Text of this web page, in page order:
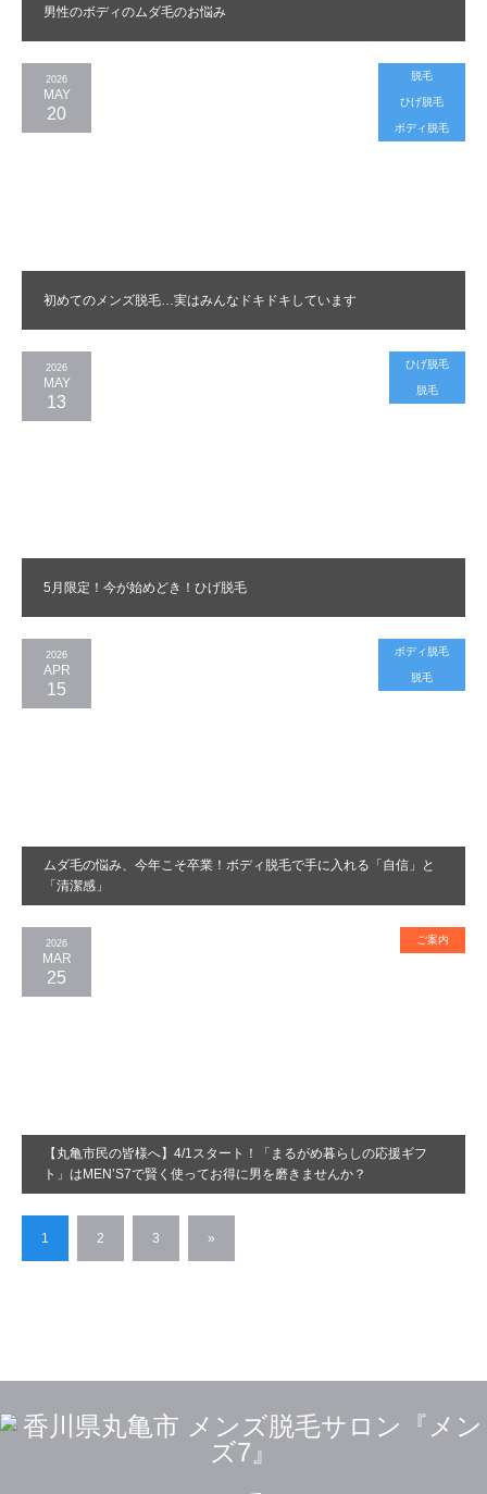
男性のボディのムダ毛のお悩み
初めてのメンズ脱毛…実はみんなドキドキしています
2026
MAY
20
脱毛
ひげ脱毛
ボディ脱毛
5月限定！今が始めどき！ひげ脱毛
2026
MAY
13
ひげ脱毛
脱毛
ムダ毛の悩み、今年こそ卒業！ボディ脱毛で手に入れる「自信」と
「清潔感」
2026
APR
15
ボディ脱毛
脱毛
【丸亀市民の皆様へ】4/1スタート！「まるがめ暮らしの応援ギフ
ト」はMEN’S7で賢く使ってお得に男を磨きませんか？
2026
MAR
25
ご案内
1 2 3 »